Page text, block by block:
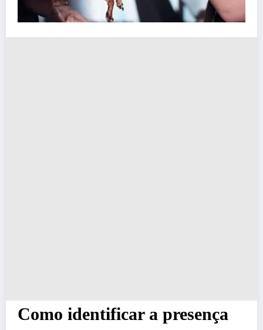
Como identificar a presença